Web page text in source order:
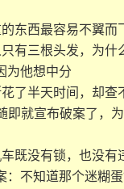
东西最容易不翼而
有三根头发，为什
为他想中分
了半天时间，却查
即就宣布破案了，
既没有锁，也没有
：不知道那个迷糊